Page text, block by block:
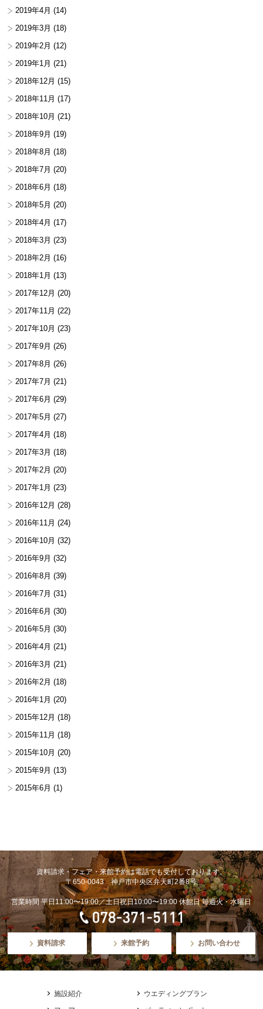
2019年4月 (14)
2019年3月 (18)
2019年2月 (12)
2019年1月 (21)
2018年12月 (15)
2018年11月 (17)
2018年10月 (21)
2018年9月 (19)
2018年8月 (18)
2018年7月 (20)
2018年6月 (18)
2018年5月 (20)
2018年4月 (17)
2018年3月 (23)
2018年2月 (16)
2018年1月 (13)
2017年12月 (20)
2017年11月 (22)
2017年10月 (23)
2017年9月 (26)
2017年8月 (26)
2017年7月 (21)
2017年6月 (29)
2017年5月 (27)
2017年4月 (18)
2017年3月 (18)
2017年2月 (20)
2017年1月 (23)
2016年12月 (28)
2016年11月 (24)
2016年10月 (32)
2016年9月 (32)
2016年8月 (39)
2016年7月 (31)
2016年6月 (30)
2016年5月 (30)
2016年4月 (21)
2016年3月 (21)
2016年2月 (18)
2016年1月 (20)
2015年12月 (18)
2015年11月 (18)
2015年10月 (20)
2015年9月 (13)
2015年6月 (1)
資料請求・フェア・来館予約は電話でも受付しております。
〒650-0043 神戸市中央区弁天町2番8号
営業時間 平日11:00〜19:00／土日祝日10:00〜19:00 休館日 毎週火・水曜日
資料請求 来館予約 お問い合わせ
施設紹介
ウエディングプラン